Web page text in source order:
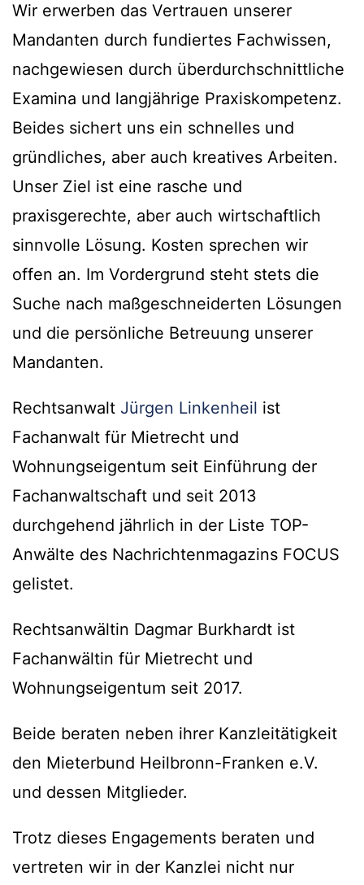
Wir erwerben das Vertrauen unserer
Mandanten durch fundiertes Fachwissen,
nachgewiesen durch überdurchschnittliche
Examina und langjährige Praxiskompetenz.
Beides sichert uns ein schnelles und
gründliches, aber auch kreatives Arbeiten.
Unser Ziel ist eine rasche und
praxisgerechte, aber auch wirtschaftlich
sinnvolle Lösung. Kosten sprechen wir
offen an. Im Vordergrund steht stets die
Suche nach maßgeschneiderten Lösungen
und die persönliche Betreuung unserer
Mandanten.
Rechtsanwalt Jürgen Linkenheil ist
Fachanwalt für Mietrecht und
Wohnungseigentum seit Einführung der
Fachanwaltschaft und seit 2013
durchgehend jährlich in der Liste TOP-
Anwälte des Nachrichtenmagazins FOCUS
gelistet.
Rechtsanwältin Dagmar Burkhardt ist
Fachanwältin für Mietrecht und
Wohnungseigentum seit 2017.
Beide beraten neben ihrer Kanzleitätigkeit
den Mieterbund Heilbronn-Franken e.V.
und dessen Mitglieder.
Trotz dieses Engagements beraten und
vertreten wir in der Kanzlei nicht nur